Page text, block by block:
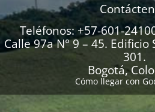
Teléfonos: +57-601-
Calle 97a N° 9 – 45.
301.
Bogotá,
Cómo llegar con